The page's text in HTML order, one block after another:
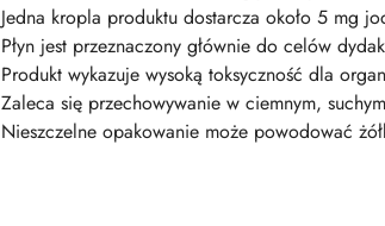
Jedna kropla produktu dostarcza około 5 mg
Płyn jest przeznaczony głównie do celów
Produkt wykazuje wysoką toksyczność dla
Zaleca się przechowywanie w ciemnym,
Nieszczelne opakowanie może powodować